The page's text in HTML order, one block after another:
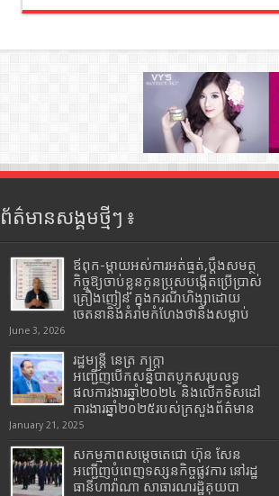
ព័ត៌មានសង្គមថ្មីៗ ៖
ឪពុក-ម្ដាយអស់ការអត់ធ្មត់,ប្ដឹងសមត្ថ
កិច្ចឱ្យចាប់ខ្លួនកូនប្រុសបង្កើតប្រើប្រាស់
គ្រឿងញៀន ក្នុងករណីហិង្សាដោយ
ចេតនានិងគំរាមកំហែងថានឹងសម្លាប់
June 3, 2026
រដ្ឋមន្រ្តី​ នេត្រ​ ភក្ត្រា​
អញ្ជើញបើកសន្និបាតបូកសរុបលទ្ធ
ផលការងារឆ្នាំ២០២៤ និងលើកទិសដៅ
ការងារឆ្នាំ២០២៥របស់​ក្រសួង​ព័ត៌មាន​
January 21, 2025
សកម្មភាពសម្តេចតេជោ ហ៊ុន សែន
អញ្ជើញបំពេញទស្សនកិច្ចផ្លូវការ នៅរដ្ឋ
ធានីហាវ៉ាណា សាធារណរដ្ឋគុយបា